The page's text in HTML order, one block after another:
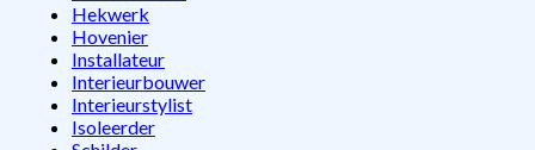
Hekwerk
Hovenier
Installateur
Interieurbouwer
Interieurstylist
Isoleerder